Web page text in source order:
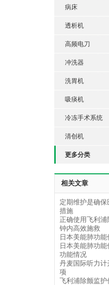
病床
透析机
高频电刀
冲洗器
洗胃机
吸痰机
冷冻手术系统
清创机
更多分类
相关文章
定期维护是确
措施
正确使用飞利
钟内高效施救
日本美能肺功
日本美能肺功
功能情况
丹麦国际听力
项
飞利浦除颤监